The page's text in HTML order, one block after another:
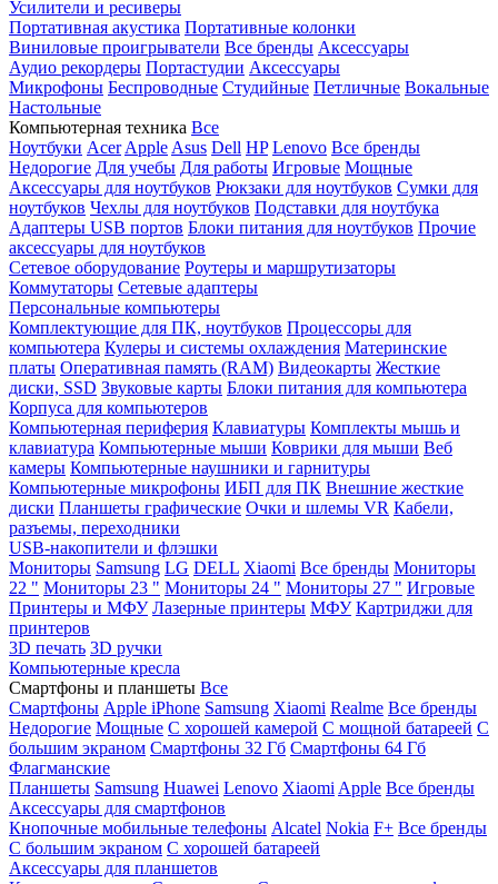
Усилители и ресиверы
Портативная акустика Портативные колонки
Виниловые проигрыватели Все бренды Аксессуары
Аудио рекордеры Портастудии Аксессуары
Микрофоны Беспроводные Студийные Петличные Вокальные
Настольные
Компьютерная техника Все
Ноутбуки Acer Apple Asus Dell HP Lenovo Все бренды
Недорогие Для учебы Для работы Игровые Мощные
Аксессуары для ноутбуков Рюкзаки для ноутбуков Сумки для
ноутбуков Чехлы для ноутбуков Подставки для ноутбука
Адаптеры USB портов Блоки питания для ноутбуков Прочие
аксессуары для ноутбуков
Сетевое оборудование Роутеры и маршрутизаторы
Коммутаторы Сетевые адаптеры
Персональные компьютеры
Комплектующие для ПК, ноутбуков Процессоры для
компьютера Кулеры и системы охлаждения Материнские
платы Оперативная память (RAM) Видеокарты Жесткие
диски, SSD Звуковые карты Блоки питания для компьютера
Корпуса для компьютеров
Компьютерная периферия Клавиатуры Комплекты мышь и
клавиатура Компьютерные мыши Коврики для мыши Веб
камеры Компьютерные наушники и гарнитуры
Компьютерные микрофоны ИБП для ПК Внешние жесткие
диски Планшеты графические Очки и шлемы VR Кабели,
разъемы, переходники
USB-накопители и флэшки
Мониторы Samsung LG DELL Xiaomi Все бренды Мониторы
22 " Мониторы 23 " Мониторы 24 " Мониторы 27 " Игровые
Принтеры и МФУ Лазерные принтеры МФУ Картриджи для
принтеров
3D печать 3D ручки
Компьютерные кресла
Смартфоны и планшеты Все
Смартфоны Apple iPhone Samsung Xiaomi Realme Все бренды
Недорогие Мощные С хорошей камерой С мощной батареей С
большим экраном Смартфоны 32 Гб Смартфоны 64 Гб
Флагманские
Планшеты Samsung Huawei Lenovo Xiaomi Apple Все бренды
Аксессуары для смартфонов
Кнопочные мобильные телефоны Alcatel Nokia F+ Все бренды
С большим экраном С хорошей батареей
Аксессуары для планшетов